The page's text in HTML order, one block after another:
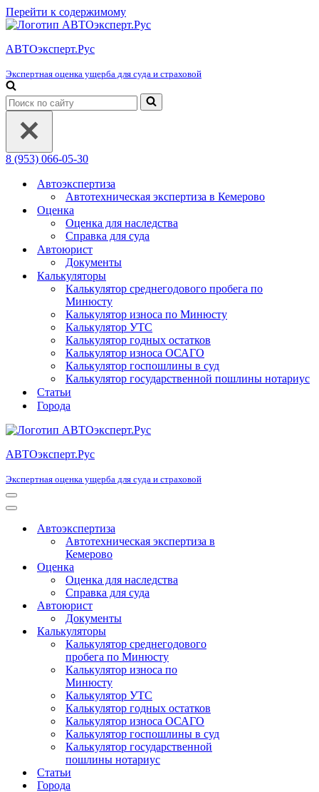
Перейти к содержимому
АВТОэксперт.Рус
Экспертная оценка ущерба для суда и страховой
Искать...
8 (953) 066-05-30
Автоэкспертиза
Автотехническая экспертиза в Кемерово
Оценка
Оценка для наследства
Справка для суда
Автоюрист
Документы
Калькуляторы
Калькулятор среднегодового пробега по
Минюсту
Калькулятор износа по Минюсту
Калькулятор УТС
Калькулятор годных остатков
Калькулятор износа ОСАГО
Калькулятор госпошлины в суд
Калькулятор государственной пошлины нотариус
Статьи
Города
АВТОэксперт.Рус
Экспертная оценка ущерба для суда и страховой
Меню
навигации
Меню
навигацииАвтоэкспертиза
Автотехническая экспертиза в
Кемерово
Оценка
Оценка для наследства
Справка для суда
Автоюрист
Документы
Калькуляторы
Калькулятор среднегодового
пробега по Минюсту
Калькулятор износа по
Минюсту
Калькулятор УТС
Калькулятор годных остатков
Калькулятор износа ОСАГО
Калькулятор госпошлины в суд
Калькулятор государственной
пошлины нотариус
Статьи
Города